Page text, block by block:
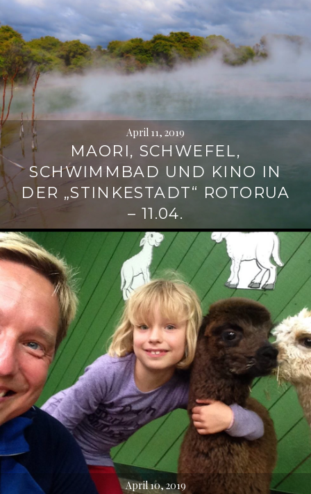
April 11, 2019
MAORI, SCHWEFEL,
SCHWIMMBAD UND KINO IN
DER „STINKESTADT“ ROTORUA
– 11.04.
April 10, 2019